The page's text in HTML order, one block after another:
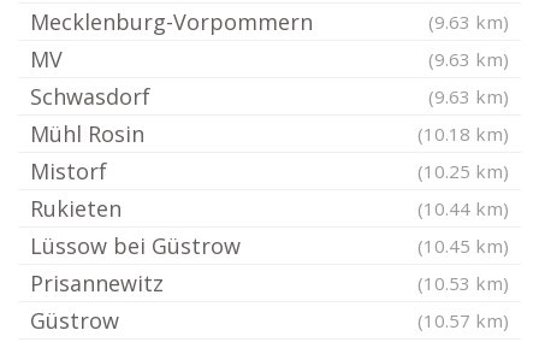
Mecklenburg-Vorpommern (9.63 km)
MV (9.63 km)
Schwasdorf (9.63 km)
Mühl Rosin (10.18 km)
Mistorf (10.25 km)
Rukieten (10.44 km)
Lüssow bei Güstrow (10.45 km)
Prisannewitz (10.53 km)
Güstrow (10.57 km)